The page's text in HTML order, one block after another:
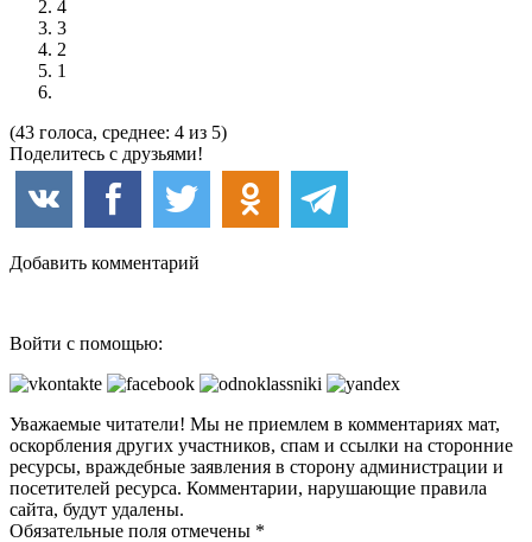
4
3
2
1
(43 голоса, среднее: 4 из 5)
Поделитесь с друзьями!
Добавить комментарий
Войти с помощью:
Уважаемые читатели! Мы не приемлем в комментариях мат,
оскорбления других участников, спам и ссылки на сторонние
ресурсы, враждебные заявления в сторону администрации и
посетителей ресурса. Комментарии, нарушающие правила
сайта, будут удалены.
Обязательные поля отмечены *